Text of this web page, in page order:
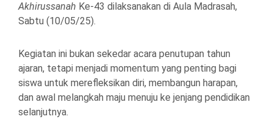
Akhirussanah Ke-43 dilaksanakan di Aula Madrasah,
Sabtu (10/05/25).
Kegiatan ini bukan sekedar acara penutupan tahun
ajaran, tetapi menjadi momentum yang penting bagi
siswa untuk merefleksikan diri, membangun harapan,
dan awal melangkah maju menuju ke jenjang pendidikan
selanjutnya.